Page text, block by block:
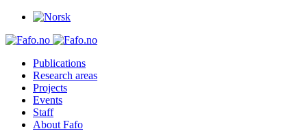
Publications
Research areas
Projects
Events
Staff
About Fafo